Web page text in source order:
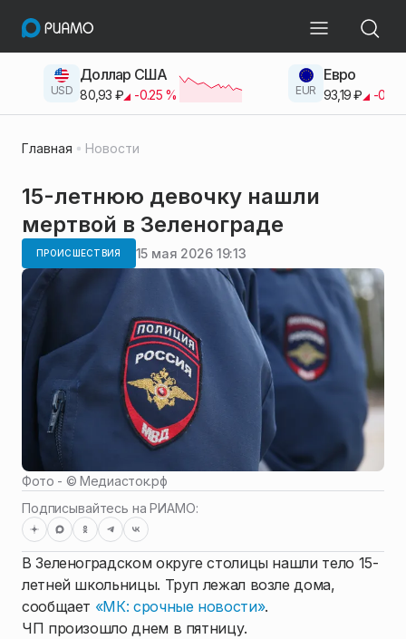
USD
Доллар США
80,93 ₽ -0.25% EUR
Евро
93,19 ₽ -0.42
Главная Новости
15-летнюю девочку нашли
мертвой в Зеленограде
ПРОИСШЕСТВИЯ 15 мая 2026 19:13
Фото - ©Медиасток.рф
Подписывайтесь на РИАМО:
В Зеленоградском округе столицы нашли тело 15-
летней школьницы. Труп лежал возле дома,
сообщает «МК: срочные новости».
ЧП произошло днем в пятницу.